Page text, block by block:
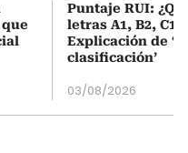
Puntaje RUI:
letras A1, B2, C1
Explicación de
clasificación’
03/08/2026